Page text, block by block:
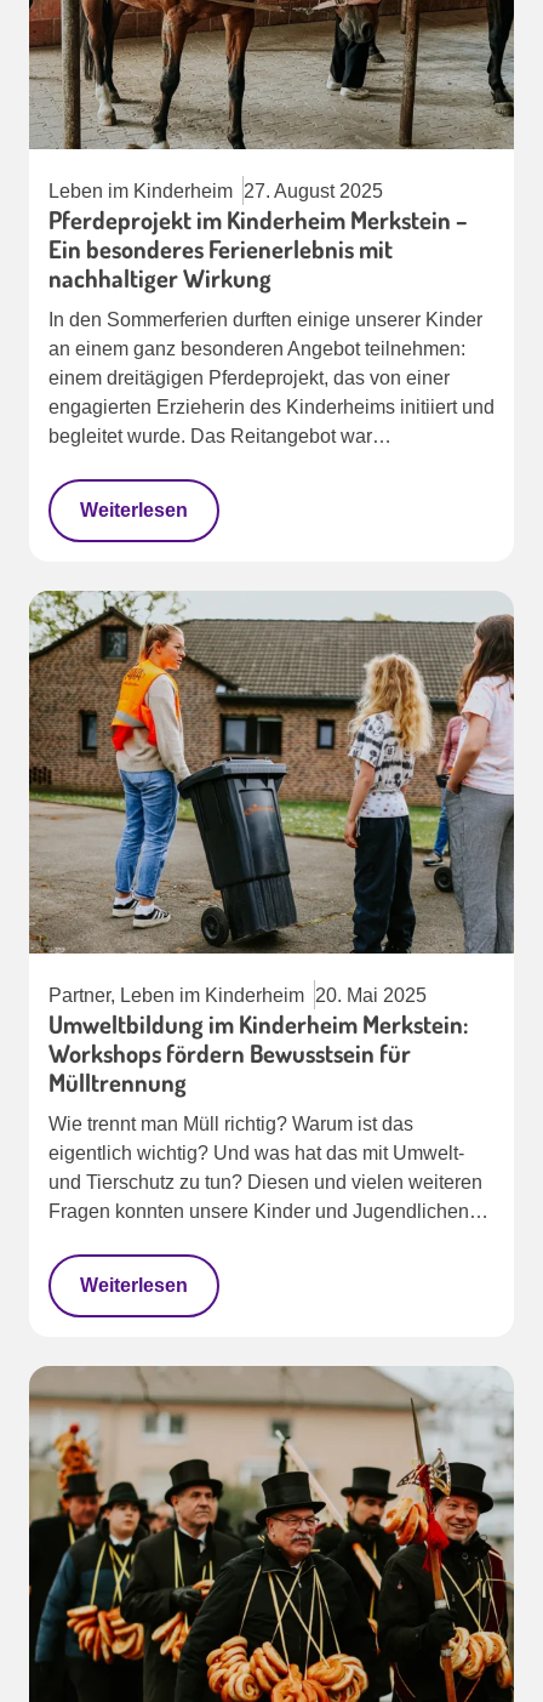
Leben im Kinderheim 27. August 2025
Pferdeprojekt im Kinderheim Merkstein –
Ein besonderes Ferienerlebnis mit
nachhaltiger Wirkung
In den Sommerferien durften einige unserer Kinder
an einem ganz besonderen Angebot teilnehmen:
einem dreitägigen Pferdeprojekt, das von einer
engagierten Erzieherin des Kinderheims initiiert und
begleitet wurde. Das Reitangebot war…
Weiterlesen
Partner, Leben im Kinderheim 20. Mai 2025
Umweltbildung im Kinderheim Merkstein:
Workshops fördern Bewusstsein für
Mülltrennung
Wie trennt man Müll richtig? Warum ist das
eigentlich wichtig? Und was hat das mit Umwelt-
und Tierschutz zu tun? Diesen und vielen weiteren
Fragen konnten unsere Kinder und Jugendlichen…
Weiterlesen